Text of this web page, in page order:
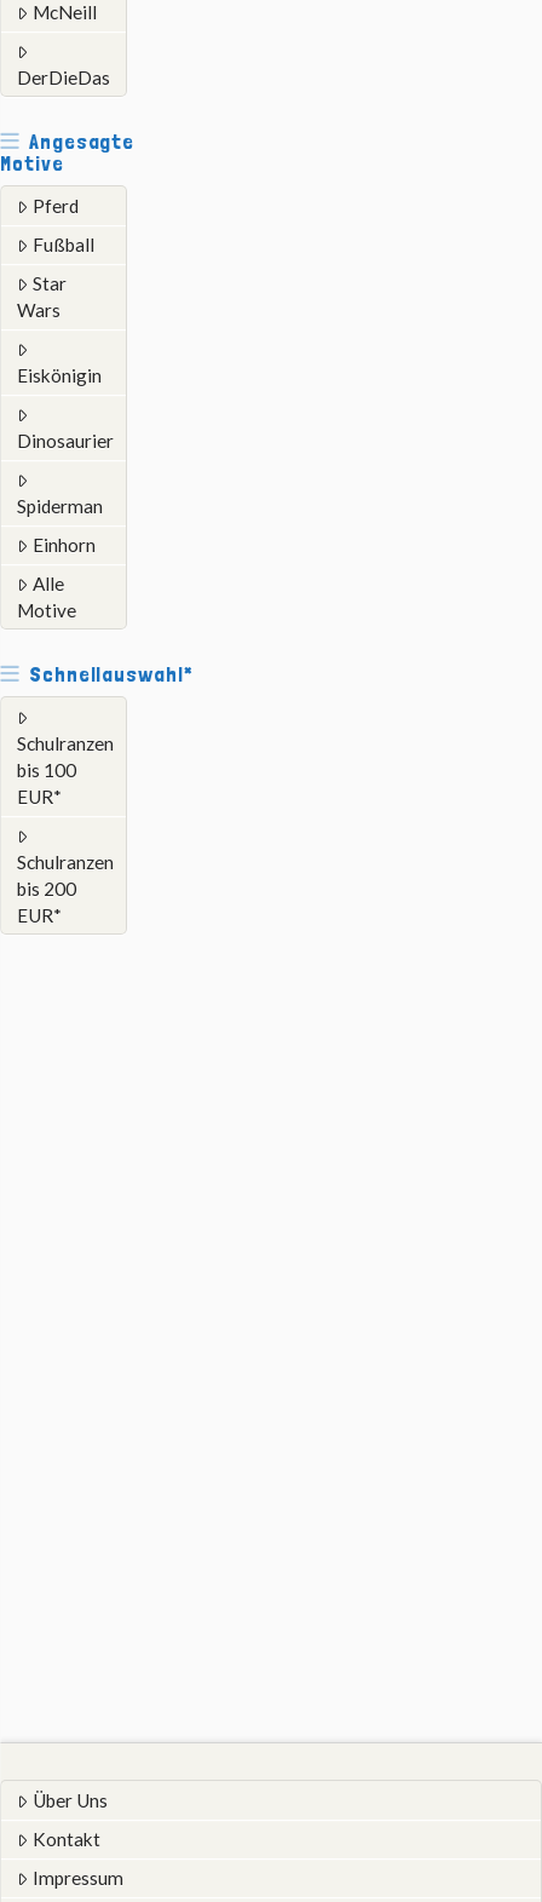
McNeill
DerDieDas
Angesagte
Motive
Pferd
Fußball
Star
Wars
Eiskönigin
Dinosaurier
Spiderman
Einhorn
Alle
Motive
Schnellauswahl*
Schulranzen
bis 100
EUR*
Schulranzen
bis 200
EUR*
Über Uns
Kontakt
Impressum